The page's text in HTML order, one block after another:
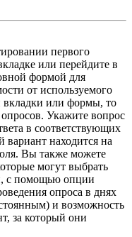
первого
или перейдите в
формой для
от используемого
вкладки или формы, то
Укажите вопрос
в соответствующих
находится на
Вы также можете
могут выбрать
с помощью опции
опроса в днях
и возможность
за который они